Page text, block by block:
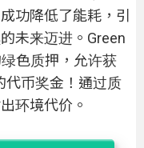
功降低了能耗，引
未来迈进。Green
色质押，允许获
代币奖金！通过质
环境代价。